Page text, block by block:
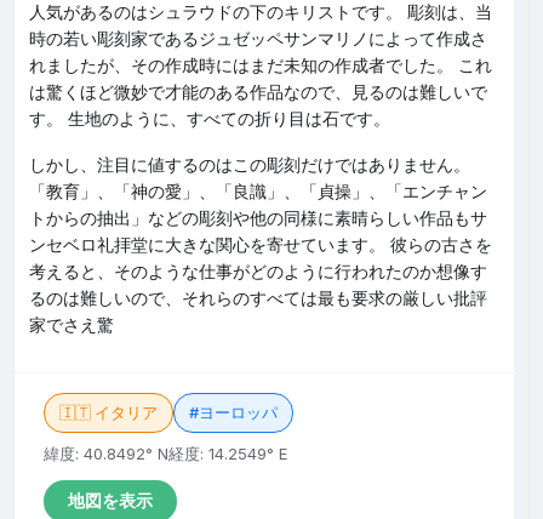
人気があるのはシュラウドの下のキリストです。 彫刻は、当
時の若い彫刻家であるジュゼッペサンマリノによって作成さ
れましたが、その作成時にはまだ未知の作成者でした。 これ
は驚くほど微妙で才能のある作品なので、見るのは難しいで
す。 生地のように、すべての折り目は石です。
しかし、注目に値するのはこの彫刻だけではありません。
「教育」、「神の愛」、「良識」、「貞操」、「エンチャン
トからの抽出」などの彫刻や他の同様に素晴らしい作品もサ
ンセベロ礼拝堂に大きな関心を寄せています。 彼らの古さを
考えると、そのような仕事がどのように行われたのか想像す
るのは難しいので、それらのすべては最も要求の厳しい批評
家でさえ驚
🇮🇹 イタリア #ヨーロッパ
緯度: 40.8492° N経度: 14.2549° E
地図を表示